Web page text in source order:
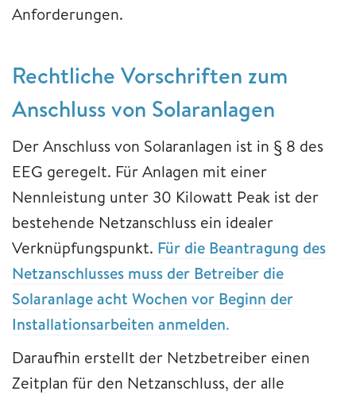
Anforderungen.
Rechtliche Vorschriften zum
Anschluss von Solaranlagen
Der Anschluss von Solaranlagen ist in § 8 des
EEG geregelt. Für Anlagen mit einer
Nennleistung unter 30 Kilowatt Peak ist der
bestehende Netzanschluss ein idealer
Verknüpfungspunkt. Für die Beantragung des
Netzanschlusses muss der Betreiber die
Solaranlage acht Wochen vor Beginn der
Installationsarbeiten anmelden.
Daraufhin erstellt der Netzbetreiber einen
Zeitplan für den Netzanschluss, der alle